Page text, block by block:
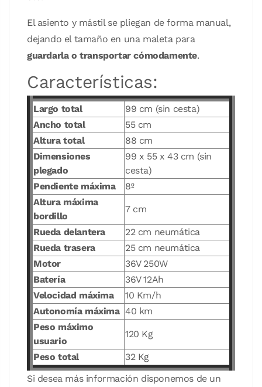
El asiento y mástil se pliegan de forma manual,
dejando el tamaño en una maleta para
guardarla o transportar cómodamente.
Características:
Largo total
99 cm (sin cesta)
Ancho total
55 cm
Altura total
88 cm
Dimensiones
plegado
99 x 55 x 43 cm (sin
cesta)
Pendiente máxima
8º
Altura máxima
bordillo
7 cm
Rueda delantera
22 cm neumática
Rueda trasera
25 cm neumática
Motor
36V 250W
Batería
36V 12Ah
Velocidad máxima
10 Km/h
Autonomía máxima 40 km
Peso máximo
usuario
120 Kg
Peso total
32 Kg
Si desea más información disponemos de un